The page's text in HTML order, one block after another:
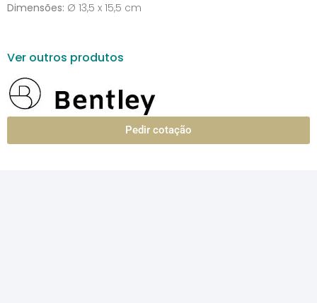
Dimensões: Ø 13,5 x 15,5 cm
Ver outros produtos
Pedir cotação